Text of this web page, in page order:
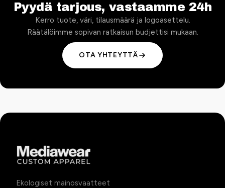
Pyydä tarjous, vastaamme 24h
Kerro tuote, väri, tilausmäärä ja logoasettelu.
Räätälöimme sopivan ratkaisun budjettisi mukaan.
OTA YHTEYTTÄ
Ekologiset mainosvaatteet